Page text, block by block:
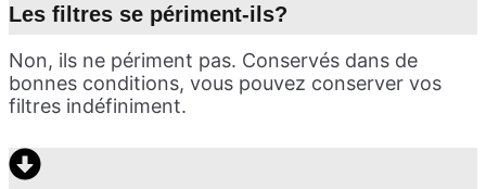
Les filtres se périment-ils?
Non, ils ne périment pas. Conservés dans de
bonnes conditions, vous pouvez conserver vos
filtres indéfiniment.